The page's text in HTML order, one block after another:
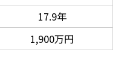
17.9年
1,900万円